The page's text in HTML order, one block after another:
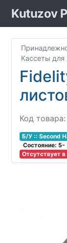
Kutuzov
Кассеты для
Код
Б/У :: Second
Соcтояние: 5-
Отсутствует